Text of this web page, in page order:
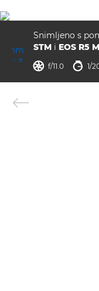
Snimljeno s
STM i EOS R5
otvor blende
 f/11.0  1/